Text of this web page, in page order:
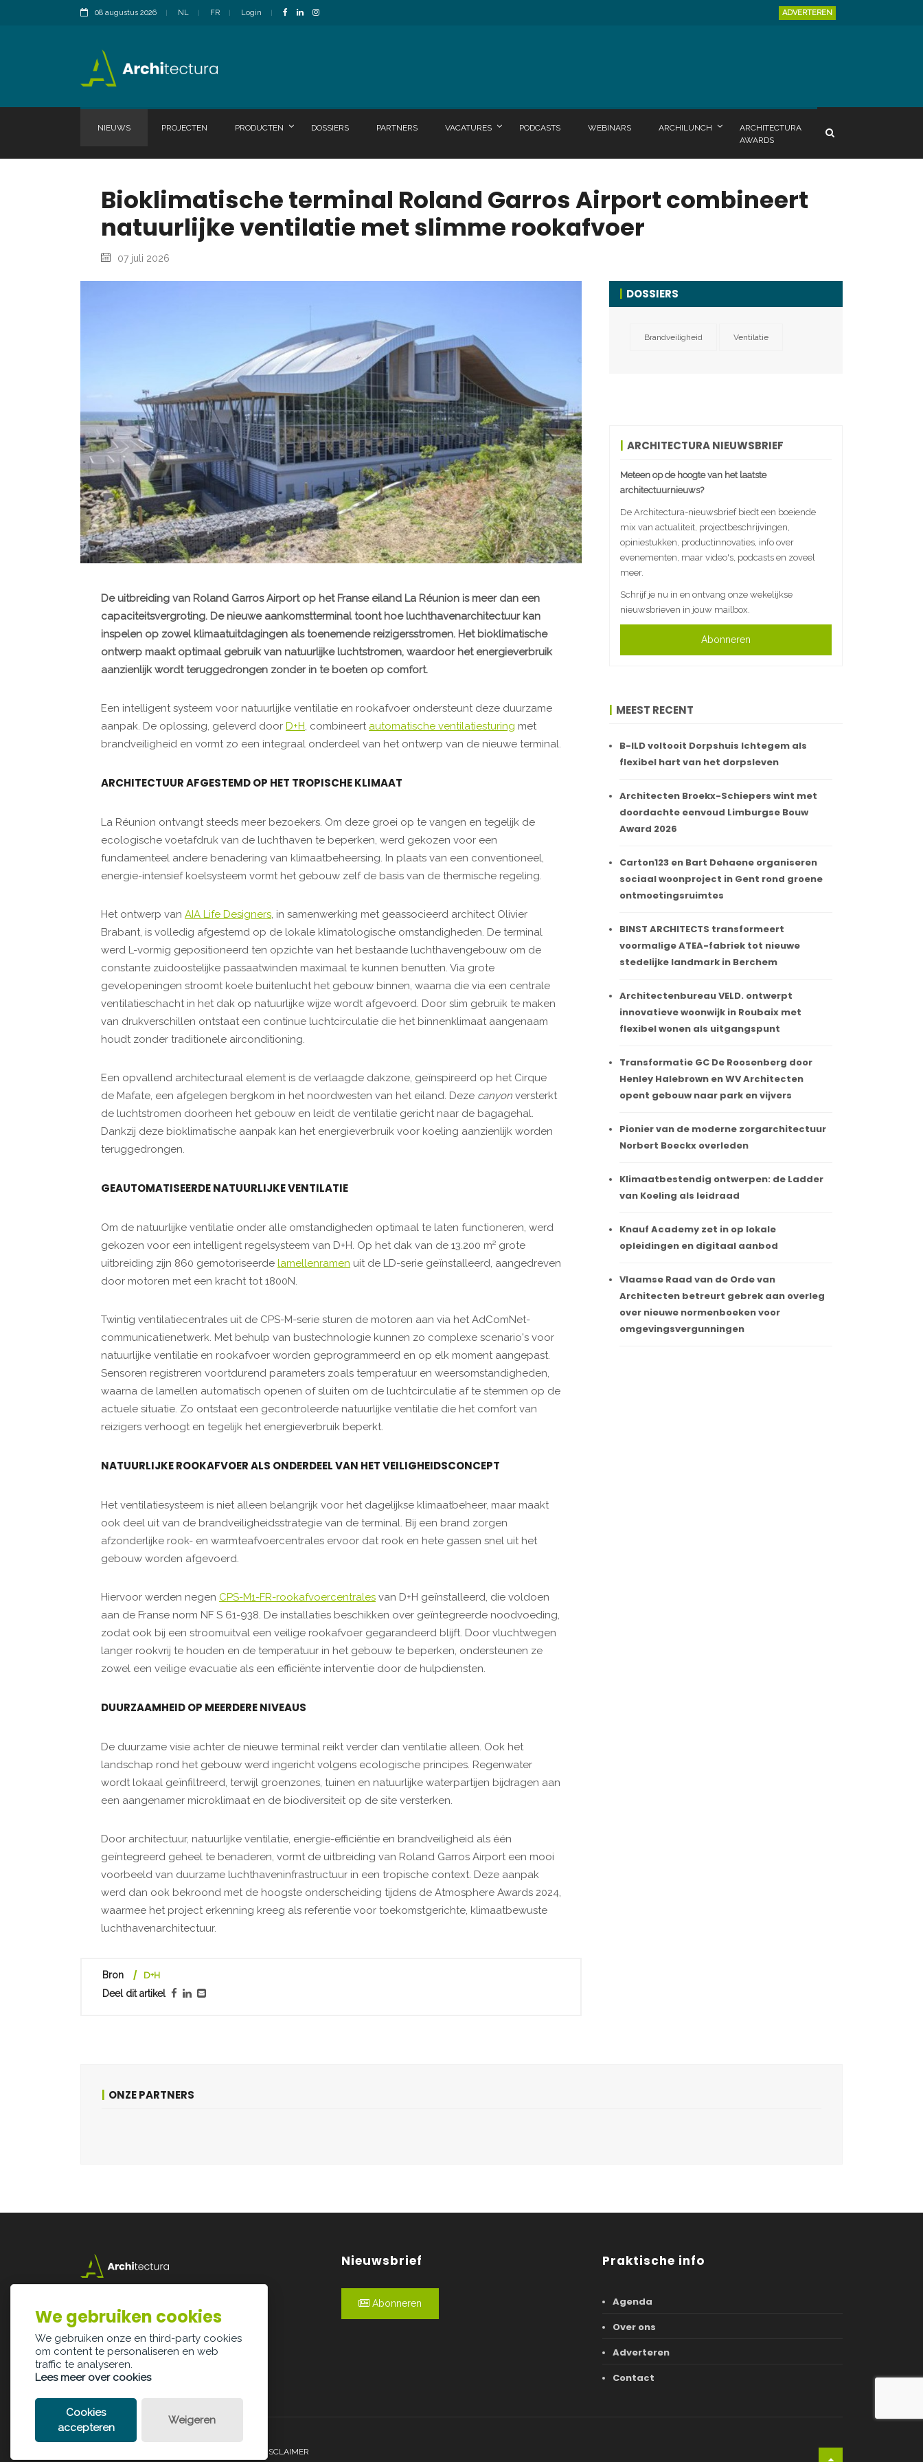
08 augustus 2026 NL FR Login ADVERTEREN
NIEUWS PROJECTEN PRODUCTEN DOSSIERS PARTNERS VACATURES PODCASTS WEBINARS ARCHILUNCH
ARCHITECTURA
AWARDS
Bioklimatische terminal Roland Garros Airport combineert
natuurlijke ventilatie met slimme rookafvoer
07 juli 2026
De uitbreiding van Roland Garros Airport op het Franse eiland La Réunion is meer dan een
capaciteitsvergroting. De nieuwe aankomstterminal toont hoe luchthavenarchitectuur kan
inspelen op zowel klimaatuitdagingen als toenemende reizigersstromen. Het bioklimatische
ontwerp maakt optimaal gebruik van natuurlijke luchtstromen, waardoor het energieverbruik
aanzienlijk wordt teruggedrongen zonder in te boeten op comfort.
Een intelligent systeem voor natuurlijke ventilatie en rookafvoer ondersteunt deze duurzame
aanpak. De oplossing, geleverd door D+H, combineert automatische ventilatiesturing met
brandveiligheid en vormt zo een integraal onderdeel van het ontwerp van de nieuwe terminal.
ARCHITECTUUR AFGESTEMD OP HET TROPISCHE KLIMAAT
La Réunion ontvangt steeds meer bezoekers. Om deze groei op te vangen en tegelijk de
ecologische voetafdruk van de luchthaven te beperken, werd gekozen voor een
fundamenteel andere benadering van klimaatbeheersing. In plaats van een conventioneel,
energie-intensief koelsysteem vormt het gebouw zelf de basis van de thermische regeling.
Het ontwerp van AIA Life Designers, in samenwerking met geassocieerd architect Olivier
Brabant, is volledig afgestemd op de lokale klimatologische omstandigheden. De terminal
werd L-vormig gepositioneerd ten opzichte van het bestaande luchthavengebouw om de
constante zuidoostelijke passaatwinden maximaal te kunnen benutten. Via grote
gevelopeningen stroomt koele buitenlucht het gebouw binnen, waarna die via een centrale
ventilatieschacht in het dak op natuurlijke wijze wordt afgevoerd. Door slim gebruik te maken
van drukverschillen ontstaat een continue luchtcirculatie die het binnenklimaat aangenaam
houdt zonder traditionele airconditioning.
Een opvallend architecturaal element is de verlaagde dakzone, geïnspireerd op het Cirque
de Mafate, een afgelegen bergkom in het noordwesten van het eiland. Deze canyon versterkt
de luchtstromen doorheen het gebouw en leidt de ventilatie gericht naar de bagagehal.
Dankzij deze bioklimatische aanpak kan het energieverbruik voor koeling aanzienlijk worden
teruggedrongen.
GEAUTOMATISEERDE NATUURLIJKE VENTILATIE
Om de natuurlijke ventilatie onder alle omstandigheden optimaal te laten functioneren, werd
gekozen voor een intelligent regelsysteem van D+H. Op het dak van de 13.200 m² grote
uitbreiding zijn 860 gemotoriseerde lamellenramen uit de LD-serie geïnstalleerd, aangedreven
door motoren met een kracht tot 1800N.
Twintig ventilatiecentrales uit de CPS-M-serie sturen de motoren aan via het AdComNet-
communicatienetwerk. Met behulp van bustechnologie kunnen zo complexe scenario's voor
natuurlijke ventilatie en rookafvoer worden geprogrammeerd en op elk moment aangepast.
Sensoren registreren voortdurend parameters zoals temperatuur en weersomstandigheden,
waarna de lamellen automatisch openen of sluiten om de luchtcirculatie af te stemmen op de
actuele situatie. Zo ontstaat een gecontroleerde natuurlijke ventilatie die het comfort van
reizigers verhoogt en tegelijk het energieverbruik beperkt.
NATUURLIJKE ROOKAFVOER ALS ONDERDEEL VAN HET VEILIGHEIDSCONCEPT
Het ventilatiesysteem is niet alleen belangrijk voor het dagelijkse klimaatbeheer, maar maakt
ook deel uit van de brandveiligheidsstrategie van de terminal. Bij een brand zorgen
afzonderlijke rook- en warmteafvoercentrales ervoor dat rook en hete gassen snel uit het
gebouw worden afgevoerd.
Hiervoor werden negen CPS-M1-FR-rookafvoercentrales van D+H geïnstalleerd, die voldoen
aan de Franse norm NF S 61-938. De installaties beschikken over geïntegreerde noodvoeding,
zodat ook bij een stroomuitval een veilige rookafvoer gegarandeerd blijft. Door vluchtwegen
langer rookvrij te houden en de temperatuur in het gebouw te beperken, ondersteunen ze
zowel een veilige evacuatie als een efficiënte interventie door de hulpdiensten.
DUURZAAMHEID OP MEERDERE NIVEAUS
De duurzame visie achter de nieuwe terminal reikt verder dan ventilatie alleen. Ook het
landschap rond het gebouw werd ingericht volgens ecologische principes. Regenwater
wordt lokaal geïnfiltreerd, terwijl groenzones, tuinen en natuurlijke waterpartijen bijdragen aan
een aangenamer microklimaat en de biodiversiteit op de site versterken.
Door architectuur, natuurlijke ventilatie, energie-efficiëntie en brandveiligheid als één
geïntegreerd geheel te benaderen, vormt de uitbreiding van Roland Garros Airport een mooi
voorbeeld van duurzame luchthaveninfrastructuur in een tropische context. Deze aanpak
werd dan ook bekroond met de hoogste onderscheiding tijdens de Atmosphere Awards 2024,
waarmee het project erkenning kreeg als referentie voor toekomstgerichte, klimaatbewuste
luchthavenarchitectuur.
Bron D+H
Deel dit artikel
DOSSIERS
Brandveiligheid Ventilatie
ARCHITECTURA NIEUWSBRIEF
Meteen op de hoogte van het laatste
architectuurnieuws?
De Architectura-nieuwsbrief biedt een boeiende
mix van actualiteit, projectbeschrijvingen,
opiniestukken, productinnovaties, info over
evenementen, maar video's, podcasts en zoveel
meer.
Schrijf je nu in en ontvang onze wekelijkse
nieuwsbrieven in jouw mailbox.
Abonneren
MEEST RECENT
B-ILD voltooit Dorpshuis Ichtegem als
flexibel hart van het dorpsleven
Architecten Broekx-Schiepers wint met
doordachte eenvoud Limburgse Bouw
Award 2026
Carton123 en Bart Dehaene organiseren
sociaal woonproject in Gent rond groene
ontmoetingsruimtes
BINST ARCHITECTS transformeert
voormalige ATEA-fabriek tot nieuwe
stedelijke landmark in Berchem
Architectenbureau VELD. ontwerpt
innovatieve woonwijk in Roubaix met
flexibel wonen als uitgangspunt
Transformatie GC De Roosenberg door
Henley Halebrown en WV Architecten
opent gebouw naar park en vijvers
Pionier van de moderne zorgarchitectuur
Norbert Boeckx overleden
Klimaatbestendig ontwerpen: de Ladder
van Koeling als leidraad
Knauf Academy zet in op lokale
opleidingen en digitaal aanbod
Vlaamse Raad van de Orde van
Architecten betreurt gebrek aan overleg
over nieuwe normenboeken voor
omgevingsvergunningen
ONZE PARTNERS
3500 Hasselt
info@architectura.be
Nieuwsbrief
Abonneren
Praktische info
Agenda
Over ons
Adverteren
Contact
LEGAL DISCLAIMER
We gebruiken cookies
We gebruiken onze en third-party cookies
om content te personaliseren en web
traffic te analyseren.
Lees meer over cookies
Cookies
accepteren
Weigeren